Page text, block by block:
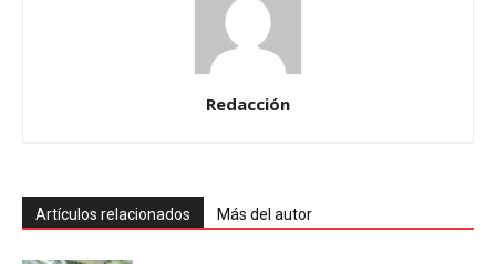
Redacción
Artículos relacionados Más del autor